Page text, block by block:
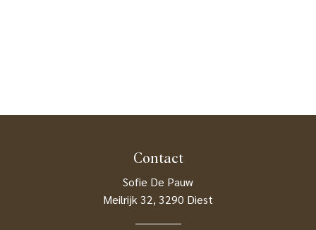
Contact
Sofie De Pauw
Meilrijk 32, 3290 Diest